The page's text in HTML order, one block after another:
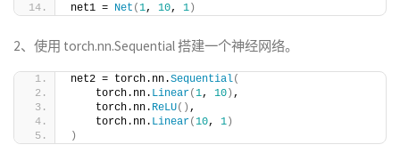
net1 = Net (1, 10, 1)
2、使用 torch.nn.Sequential 搭建一个神经网络。
net2 = torch.nn.Sequential(
    torch.nn.
Linear(1, 10) ,
    torch.nn.
ReLU() ,
    torch.nn.
Linear(10, 1)
)